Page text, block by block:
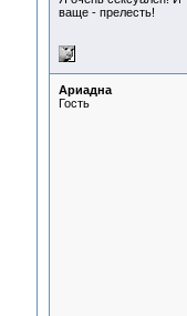
ваще - прелесть!
Ариадна
Гость